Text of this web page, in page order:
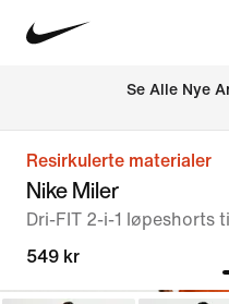
Se Alle Nye
Resirkulerte materialer
Nike Miler
Dri-FIT 2-i-1 løpeshorts
549 kr